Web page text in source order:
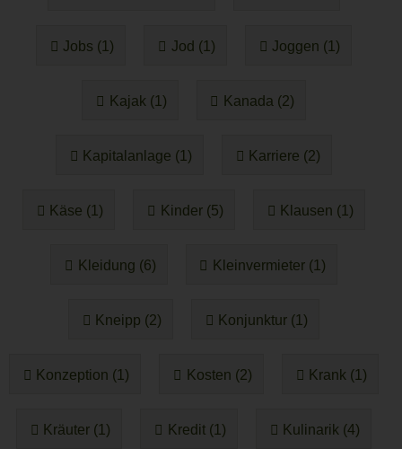
Jobs (1) Jod (1) Joggen (1)
Kajak (1) Kanada (2)
Kapitalanlage (1) Karriere (2)
Käse (1) Kinder (5) Klausen (1)
Kleidung (6) Kleinvermieter (1)
Kneipp (2) Konjunktur (1)
Konzeption (1) Kosten (2) Krank (1)
Kräuter (1) Kredit (1) Kulinarik (4)